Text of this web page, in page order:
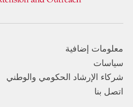
معلومات إضافية
سياسات
شركاء الإرشاد الحكومي والوطني
اتصل بنا